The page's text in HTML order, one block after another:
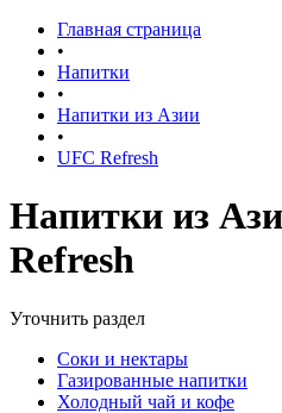
Главная страница
•
Напитки
•
Напитки из Азии
•
UFC Refresh
Напитки из
Refresh
Уточнить раздел
Соки и нектары
Газированные напитки
Холодный чай и кофе